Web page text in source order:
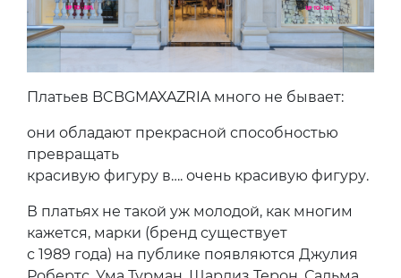
Платьев BCBGMAXAZRIA много не бывает:
они обладают прекрасной способностью
превращать
красивую фигуру в…. очень красивую фигуру.
В платьях не такой уж молодой, как многим
кажется, марки (бренд существует
с 1989 года) на публике появляются Джулия